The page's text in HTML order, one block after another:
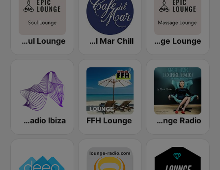
Epic Lounge - Massage Lounge
Café del Mar Chill
Epic-Lounge - Soul Lounge
Maretimo Lounge Radio
FFH Lounge
Lounge Radio Ibiza